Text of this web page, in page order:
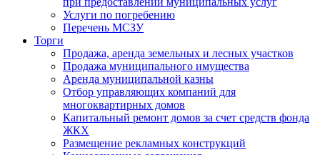
Услуги по погребению
Перечень МСЗУ
Торги
Продажа, аренда земельных и лесных участков
Продажа муниципального имущества
Аренда муниципальной казны
Отбор управляющих компаний для
многоквартирных домов
Капитальный ремонт домов за счет средств фонда
ЖКХ
Размещение рекламных конструкций